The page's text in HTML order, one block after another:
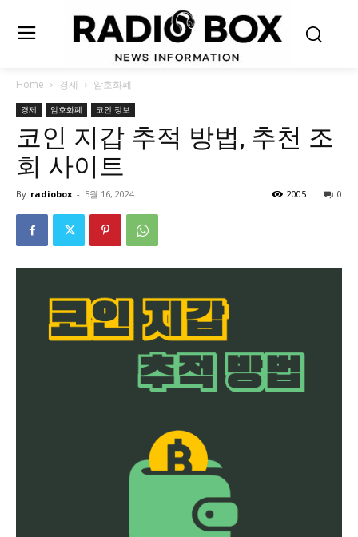
Home 경제 암호화폐
경제 암호화폐 코인 정보
코인 지갑 추적 방법, 추천 조
회 사이트
By radiobox - 5월 16, 2024 0
2005